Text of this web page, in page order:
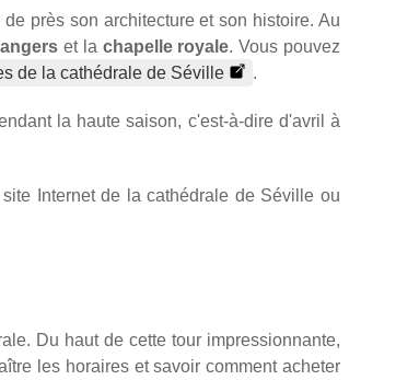
près son architecture et son histoire. Au
et la chapelle royale. Vous pouvez
de la cathédrale de Séville .
la haute saison, c'est-à-dire d'avril à
Internet de la cathédrale de Séville ou
Du haut de cette tour impressionnante,
les horaires et savoir comment acheter